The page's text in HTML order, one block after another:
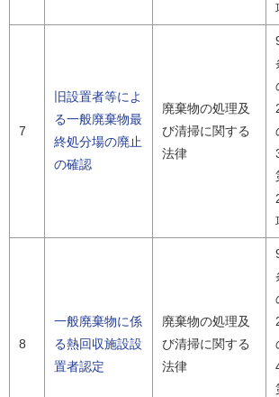
7
旧設置者等によ
る一般廃棄物最
終処分場の廃止
の確認
廃棄物の処理及
び清掃に関する
法律
8
一般廃棄物に係
る熱回収施設設
置者認定
廃棄物の処理及
び清掃に関する
法律